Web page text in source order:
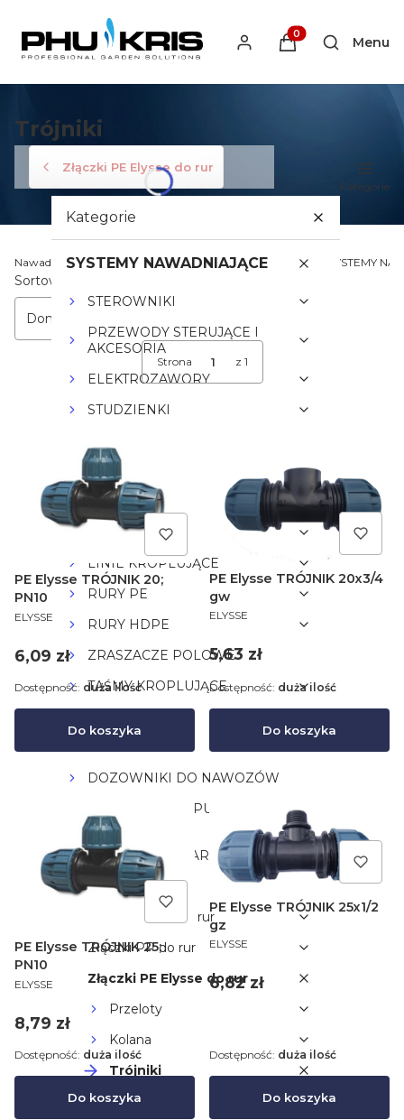
Produkty w
Otwórz
Menu
Trójniki
Złączki PE Elysse do rur
Kategorie
Kategorie
SYSTEMY NAWADNIAJĄCE
STEROWNIKI
PRZEWODY STERUJĄCE I
AKCESORIA
ELEKTROZAWORY
STUDZIENKI
KOLEKTORY
ZRASZACZE
FILTRY
LINIE KROPLUJĄCE
RURY PE
RURY HDPE
ZRASZACZE POLOWE
TAŚMY KROPLUJĄCE
DOZOWNIKI DO NAWOZÓW
DEKORACYJNE PUNKTY POBORU
WODY
EMITERY,KAPILARY,KROPLOSPŁYWY
ZŁĄCZKI
Złączki QLOK do rur
Złączki PP do rur
Złączki PE Elysse do rur
Przeloty
Kolana
Trójniki
z GZ
Nawadnianiekris.pl - Profesjonalne Systemy Nawadniania SYSTEMY
Lista produktów
Sortowanie:
Domyślne
Strona z 1
PE Elysse TRÓJNIK 20;
PN10
PRODUCENT
ELYSSE
Cena
6,09 zł
Do koszyka
Dostępność: duża ilość
PE Elysse TRÓJNIK 20x3/4
gw
PRODUCENT
ELYSSE
Cena
5,63 zł
Do koszyka
Dostępność: duża ilość
PE Elysse TRÓJNIK 25;
PN10
PRODUCENT
ELYSSE
Cena
8,79 zł
Do koszyka
Dostępność: duża ilość
PE Elysse TRÓJNIK 25x1/2
gz
PRODUCENT
ELYSSE
Cena
6,82 zł
Do koszyka
Dostępność: duża ilość